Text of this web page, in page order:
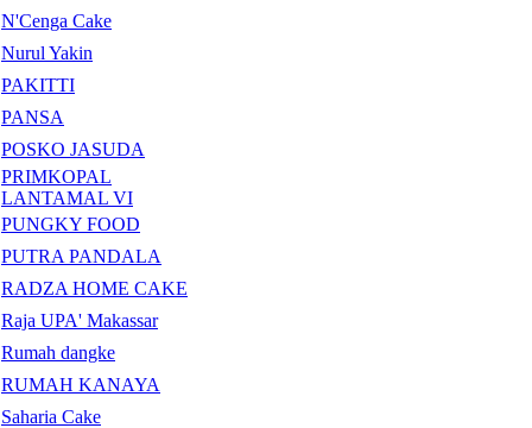
N'Cenga Cake
Nurul Yakin
PAKITTI
PANSA
POSKO JASUDA
PRIMKOPAL
LANTAMAL VI
PUNGKY FOOD
PUTRA PANDALA
RADZA HOME CAKE
Raja UPA' Makassar
Rumah dangke
RUMAH KANAYA
Saharia Cake